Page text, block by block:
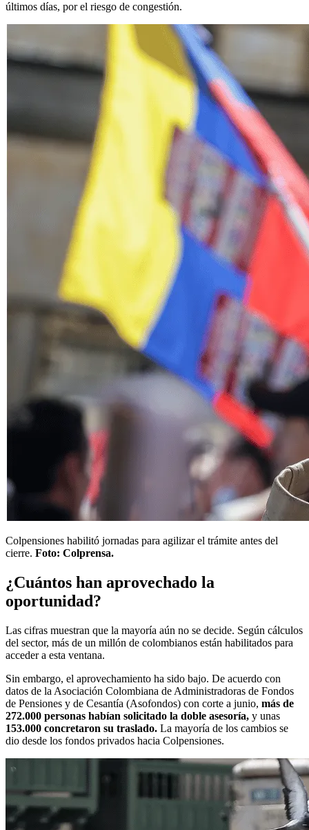
últimos días, por el riesgo de congestión.
Colpensiones habilitó jornadas para agilizar el trámite antes del
cierre. Foto: Colprensa.
¿Cuántos han aprovechado la
oportunidad?
Las cifras muestran que la mayoría aún no se decide. Según cálculos
del sector, más de un millón de colombianos están habilitados para
acceder a esta ventana.
Sin embargo, el aprovechamiento ha sido bajo. De acuerdo con
datos de la Asociación Colombiana de Administradoras de Fondos
de Pensiones y de Cesantía (Asofondos) con corte a junio, más de
272.000 personas habían solicitado la doble asesoría, y unas
153.000 concretaron su traslado. La mayoría de los cambios se
dio desde los fondos privados hacia Colpensiones.